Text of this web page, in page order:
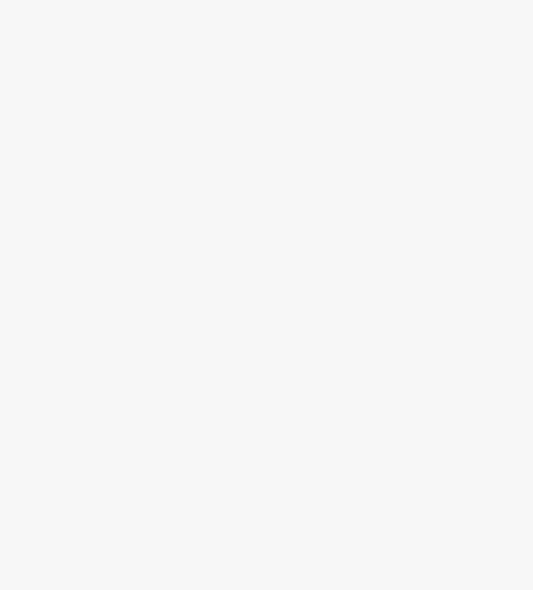
gewählt werden